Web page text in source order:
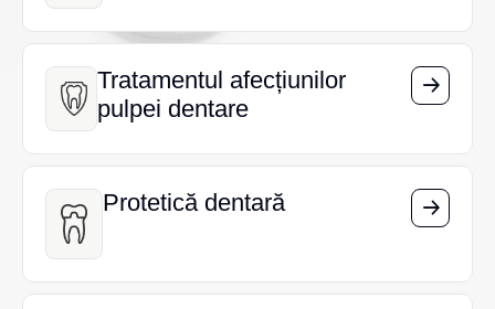
Tratamentul afecțiunilor
pulpei dentare
Tratamentul afecțiunilor
pulpei dentare
Protetică dentară
Protetică dentară